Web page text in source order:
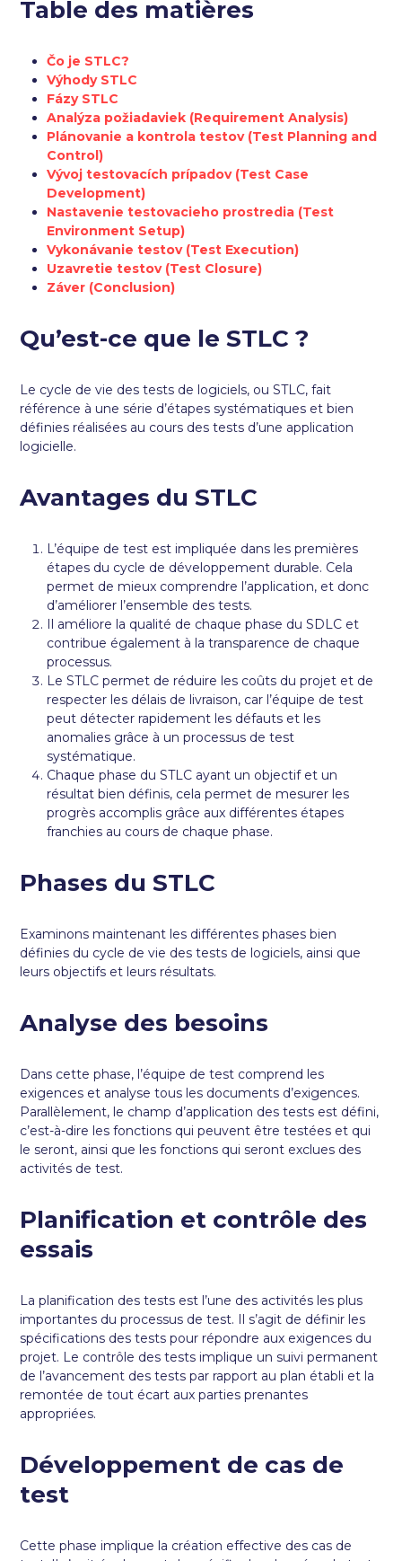
Table des matières
Čo je STLC?
Výhody STLC
Fázy STLC
Analýza požiadaviek (Requirement Analysis)
Plánovanie a kontrola testov (Test Planning and
Control)
Vývoj testovacích prípadov (Test Case
Development)
Nastavenie testovacieho prostredia (Test
Environment Setup)
Vykonávanie testov (Test Execution)
Uzavretie testov (Test Closure)
Záver (Conclusion)
Qu’est-ce que le STLC ?
Le cycle de vie des tests de logiciels, ou STLC, fait
référence à une série d’étapes systématiques et bien
définies réalisées au cours des tests d’une application
logicielle.
Avantages du STLC
L’équipe de test est impliquée dans les premières
étapes du cycle de développement durable. Cela
permet de mieux comprendre l’application, et donc
d’améliorer l’ensemble des tests.
Il améliore la qualité de chaque phase du SDLC et
contribue également à la transparence de chaque
processus.
Le STLC permet de réduire les coûts du projet et de
respecter les délais de livraison, car l’équipe de test
peut détecter rapidement les défauts et les
anomalies grâce à un processus de test
systématique.
Chaque phase du STLC ayant un objectif et un
résultat bien définis, cela permet de mesurer les
progrès accomplis grâce aux différentes étapes
franchies au cours de chaque phase.
Phases du STLC
Examinons maintenant les différentes phases bien
définies du cycle de vie des tests de logiciels, ainsi que
leurs objectifs et leurs résultats.
Analyse des besoins
Dans cette phase, l’équipe de test comprend les
exigences et analyse tous les documents d’exigences.
Parallèlement, le champ d’application des tests est défini,
c’est-à-dire les fonctions qui peuvent être testées et qui
le seront, ainsi que les fonctions qui seront exclues des
activités de test.
Planification et contrôle des
essais
La planification des tests est l’une des activités les plus
importantes du processus de test. Il s’agit de définir les
spécifications des tests pour répondre aux exigences du
projet. Le contrôle des tests implique un suivi permanent
de l’avancement des tests par rapport au plan établi et la
remontée de tout écart aux parties prenantes
appropriées.
Développement de cas de
test
Cette phase implique la création effective des cas de